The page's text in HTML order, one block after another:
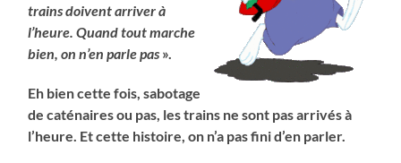
trains doivent arriver à
l’heure. Quand tout marche
bien, on n’en parle pas ».
Eh bien cette fois, sabotage
de caténaires ou pas, les trains ne sont pas arrivés à
l’heure. Et cette histoire, on n’a pas fini d’en parler.